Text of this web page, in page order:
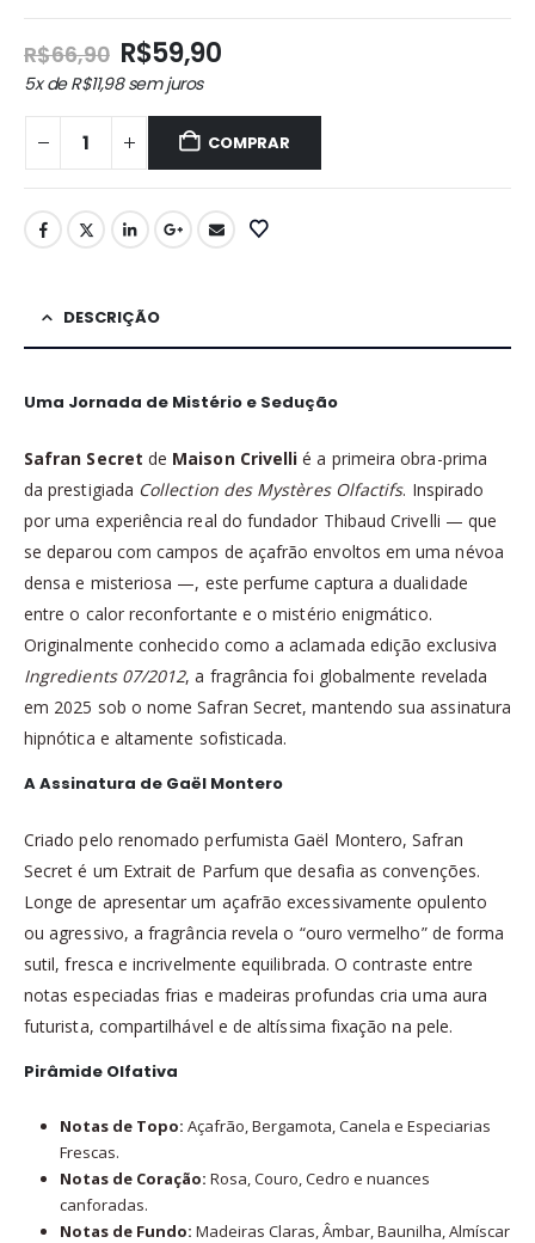
R$66,90 O
preço
original
era:
R$66,90.
R$59,90O
é:
R$59,90.
5x deR$11,98sem juros
COMPRAR
DESCRIÇÃO
Uma Jornada de Mistério e Sedução
Safran Secret de Maison Crivelli é a primeira obra-prima
da prestigiada Collection des Mystères Olfactifs. Inspirado
por uma experiência real do fundador Thibaud Crivelli — que
se deparou com campos de açafrão envoltos em uma névoa
densa e misteriosa —, este perfume captura a dualidade
entre o calor reconfortante e o mistério enigmático.
Originalmente conhecido como a aclamada edição exclusiva
Ingredients 07/2012, a fragrância foi globalmente revelada
em 2025 sob o nome Safran Secret, mantendo sua assinatura
hipnótica e altamente sofisticada.
A Assinatura de Gaël Montero
Criado pelo renomado perfumista Gaël Montero, Safran
Secret é um Extrait de Parfum que desafia as convenções.
Longe de apresentar um açafrão excessivamente opulento
ou agressivo, a fragrância revela o “ouro vermelho” de forma
sutil, fresca e incrivelmente equilibrada. O contraste entre
notas especiadas frias e madeiras profundas cria uma aura
futurista, compartilhável e de altíssima fixação na pele.
Pirâmide Olfativa
Notas de Topo: Açafrão, Bergamota, Canela e Especiarias
Frescas.
Notas de Coração: Rosa, Couro, Cedro e nuances
canforadas.
Notas de Fundo: Madeiras Claras, Âmbar, Baunilha, Almíscar